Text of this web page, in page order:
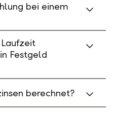
bei einem
Festgeld
berechnet?